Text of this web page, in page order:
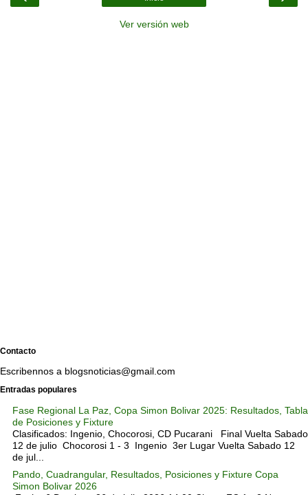
Ver versión web
Contacto
Escribennos a blogsnoticias@gmail.com
Entradas populares
Fase Regional La Paz, Copa Simon Bolivar 2025: Resultados, Tabla
de Posiciones y Fixture
Clasificados: Ingenio, Chocorosi, CD Pucarani Final Vuelta Sabado
12 de julio Chocorosi 1 - 3 Ingenio 3er Lugar Vuelta Sabado 12
de jul...
Pando, Cuadrangular, Resultados, Posiciones y Fixture Copa
Simon Bolivar 2026